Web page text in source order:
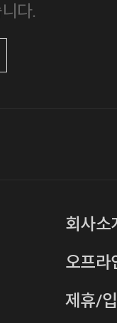
다.
14길 12 (신당
회사소
오프라
제휴/